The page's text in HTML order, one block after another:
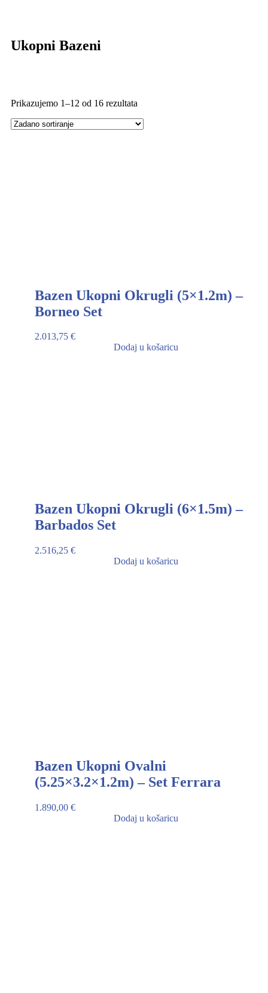
Ukopni Bazeni
Prikazujemo 1–12 od 16 rezultata
Bazen Ukopni Okrugli (5×1.2m) –
Borneo Set
2.013,75 €
Dodaj u košaricu
Bazen Ukopni Okrugli (6×1.5m) –
Barbados Set
2.516,25 €
Dodaj u košaricu
Bazen Ukopni Ovalni
(5.25×3.2×1.2m) – Set Ferrara
1.890,00 €
Dodaj u košaricu